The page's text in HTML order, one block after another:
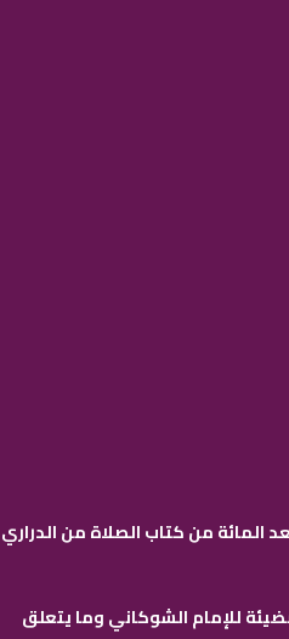
المائة من كتاب الصلاة من الدراري
للإمام الشوكاني وما يتعلق